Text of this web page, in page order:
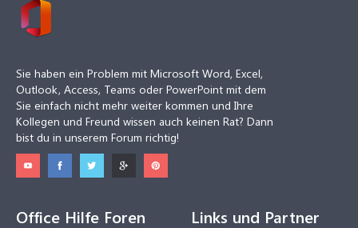
Sie haben ein Problem mit Microsoft Word, Excel,
Outlook, Access, Teams oder PowerPoint mit dem
Sie einfach nicht mehr weiter kommen und Ihre
Kollegen und Freund wissen auch keinen Rat? Dann
bist du in unserem Forum richtig!
Office Hilfe Foren Links und Partner